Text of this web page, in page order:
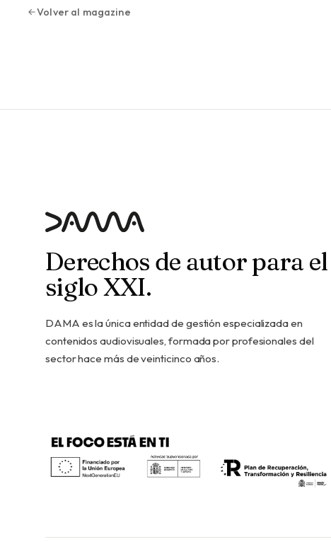
Volver al magazine
Derechos de autor para el
siglo XXI.
DAMA es la única entidad de gestión especializada en
contenidos audiovisuales, formada por profesionales del
sector hace más de veinticinco años.